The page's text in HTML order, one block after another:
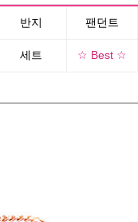
반지 팬던트
세트 ☆ Best ☆